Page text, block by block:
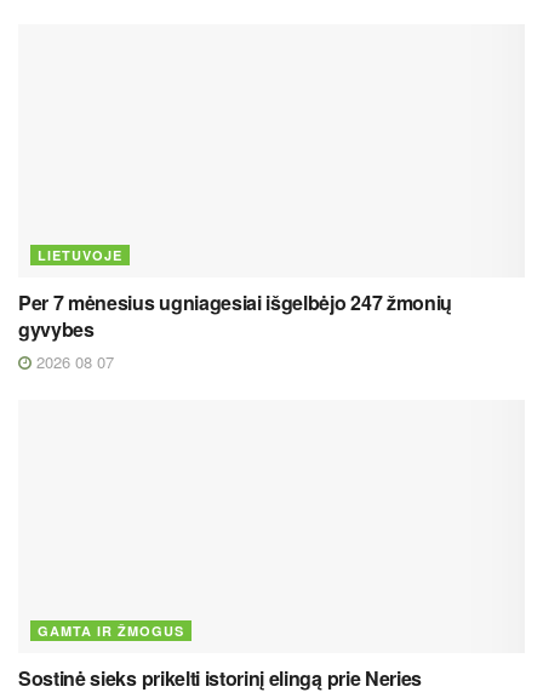
LIETUVOJE
Per 7 mėnesius ugniagesiai išgelbėjo 247 žmonių
gyvybes
2026 08 07
GAMTA IR ŽMOGUS
Sostinė sieks prikelti istorinį elingą prie Neries